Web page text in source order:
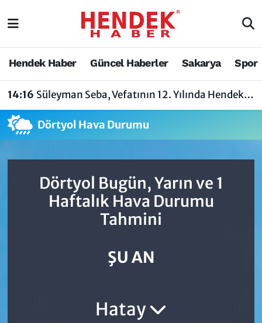
Hendek Haber Güncel Haberler Sakarya Spor
14:16 Süleyman Seba, Vefatının 12. Yılında Hendek’te Anılacak
Dörtyol Hava Durumu
Dörtyol Bugün, Yarın ve 1
Haftalık Hava Durumu
Tahmini
ŞU AN
Hatay
Hendek Haber
Sakarya
Nöbetçi Eczaneler
Vefat Edenler
Hendek Haber
Siyaset
Sakarya
Hakkında
Hendek Haber Reklam Servisi
Sakarya Nöbetçi Eczaneler
Sakarya Trafik Yoğunluk Haritası
Süper Lig Puan Durumu ve Fikstür
Tüm Manşetler
Son Dakika Haberleri